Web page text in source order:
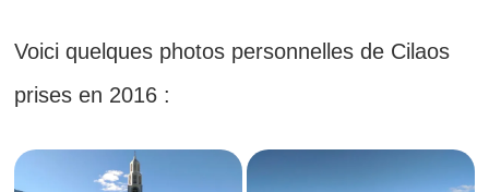
Voici quelques photos personnelles de Cilaos
prises en 2016 :